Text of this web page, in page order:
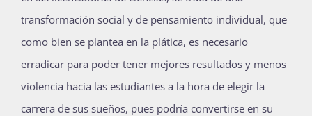
transformación social y de pensamiento individual, que
como bien se plantea en la plática, es necesario
erradicar para poder tener mejores resultados y menos
violencia hacia las estudiantes a la hora de elegir la
carrera de sus sueños, pues podría convertirse en su